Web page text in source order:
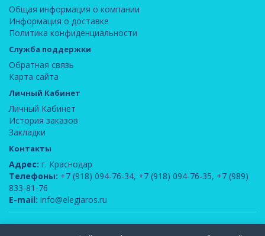
Общая информация о компании
Информация о доставке
Политика конфиденциальности
Служба поддержки
Обратная связь
Карта сайта
Личный Кабинет
Личный Кабинет
История заказов
Закладки
Контакты
Адрес: г. Краснодар
Телефоны: +7 (918) 094-76-34, +7 (918) 094-76-35, +7 (989)
833-81-76
E-mail: info@elegiaros.ru